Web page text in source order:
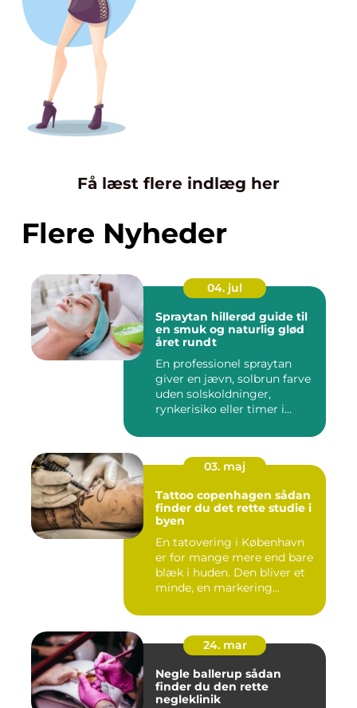
Få læst flere indlæg her
Flere Nyheder
04. jul
Spraytan hillerød guide til
en smuk og naturlig glød
året rundt
En professionel spraytan
giver en jævn, solbrun farve
uden solskoldninger,
rynkerisiko eller timer i...
03. maj
Tattoo copenhagen sådan
finder du det rette studie i
byen
En tatovering i København
er for mange mere end bare
blæk i huden. Den bliver et
minde, en markering...
24. mar
Negle ballerup sådan
finder du den rette
negleklinik